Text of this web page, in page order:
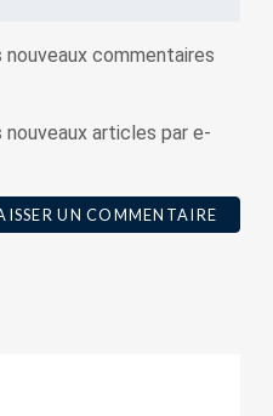
commentaires
articles par e-